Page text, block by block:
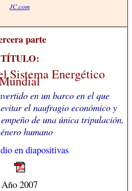
JC.com
parte
TÍTULO:
Sistema Energético
en un barco en el que
el naufragio económico y
de una única tripulación,
humano
en diapositivas
Año 2007